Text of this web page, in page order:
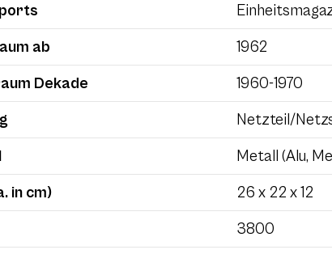
ab 1962
Dekade 1960-1970
Netzteil/
Metall (Alu,
in cm) 26 x 22 x 12
3800